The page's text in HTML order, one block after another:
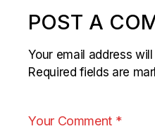
POST A
Your email address
Required fields are